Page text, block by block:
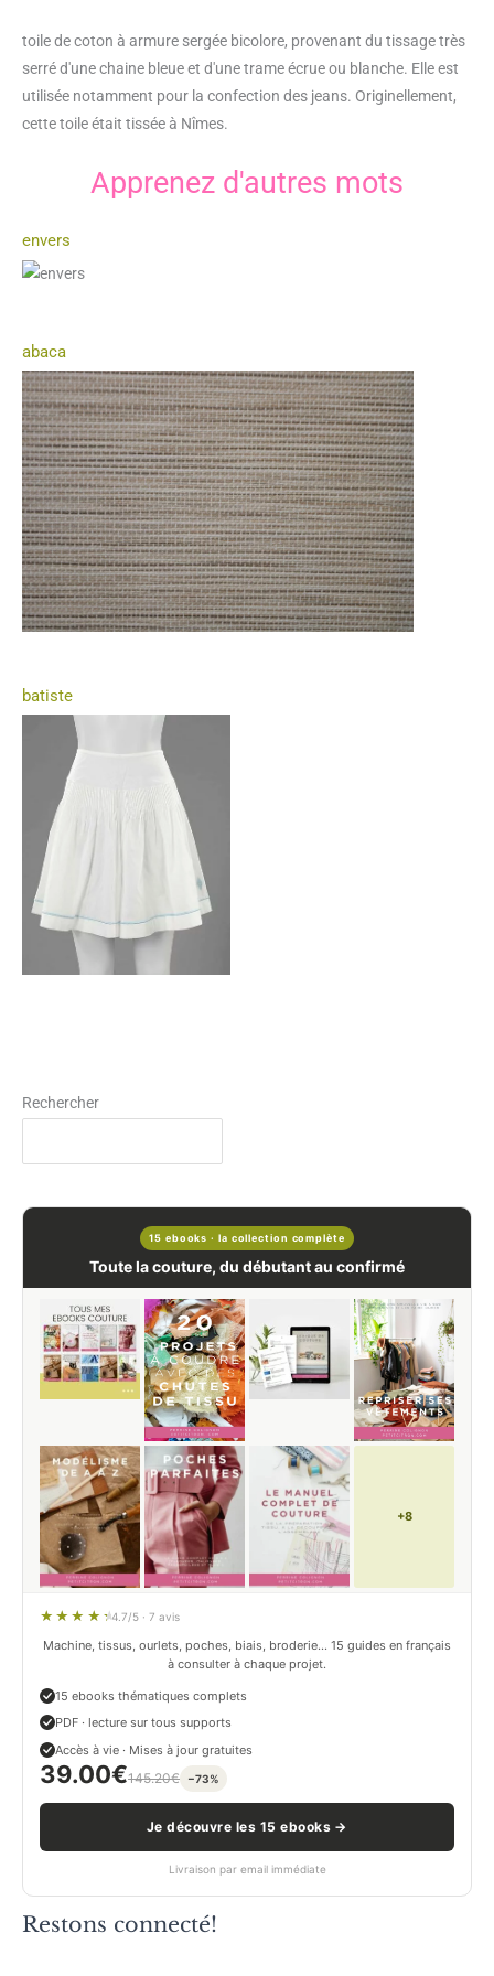
toile de coton à armure sergée bicolore, provenant du tissage très
serré d'une chaine bleue et d'une trame écrue ou blanche. Elle est
utilisée notamment pour la confection des jeans. Originellement,
cette toile était tissée à Nîmes.
Apprenez d'autres mots
envers
abaca
batiste
Rechercher
15 ebooks · la collection complète
Toute la couture, du débutant au confirmé
+8
4.7/5 · 7 avis
Machine, tissus, ourlets, poches, biais, broderie… 15 guides en français
à consulter à chaque projet.
15 ebooks thématiques complets
PDF · lecture sur tous supports
Accès à vie · Mises à jour gratuites
39.00€145.20€ −73%
Je découvre les 15 ebooks →
Livraison par email immédiate
Restons connecté!